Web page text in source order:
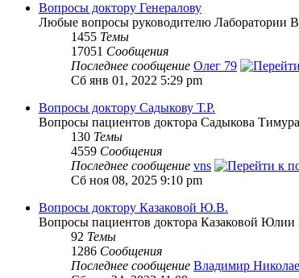
Вопросы доктору Генералову
Любые вопросы руководителю Лаборатории
1455 Темы
17051 Сообщения
Последнее сообщение Олег 79
Сб янв 01, 2022 5:29 pm
Вопросы доктору Садыкову Т.Р.
Вопросы пациентов доктора Садыкова
130 Темы
4559 Сообщения
Последнее сообщение vns
Сб ноя 08, 2025 9:10 pm
Вопросы доктору Казаковой Ю.В.
Вопросы пациентов доктора Казаковой
92 Темы
1286 Сообщения
Последнее сообщение Владимир